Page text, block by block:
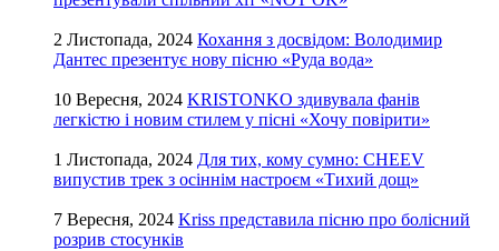
2 Листопада, 2024 Кохання з досвідом: Володимир
Дантес презентує нову пісню «Руда вода»
10 Вересня, 2024 KRISTONKO здивувала фанів
легкістю і новим стилем у пісні «Хочу повірити»
1 Листопада, 2024 Для тих, кому сумно: CHEEV
випустив трек з осіннім настроєм «Тихий дощ»
7 Вересня, 2024 Kriss представила пісню про болісний
розрив стосунків